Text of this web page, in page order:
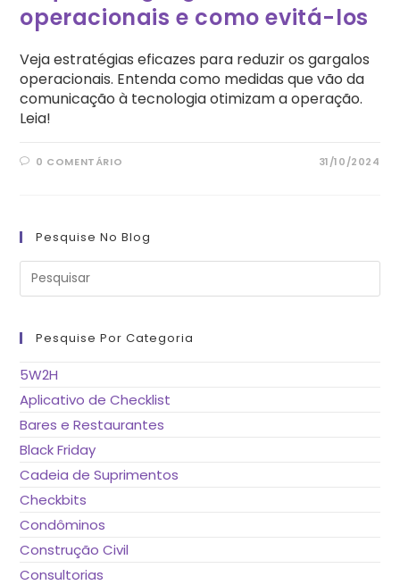
operacionais e como evitá-los
Veja estratégias eficazes para reduzir os gargalos
operacionais. Entenda como medidas que vão da
comunicação à tecnologia otimizam a operação.
Leia!
0 COMENTÁRIO 31/10/2024
Pesquise No Blog
Pesquise Por Categoria
5W2H
Aplicativo de Checklist
Bares e Restaurantes
Black Friday
Cadeia de Suprimentos
Checkbits
Condôminos
Construção Civil
Consultorias